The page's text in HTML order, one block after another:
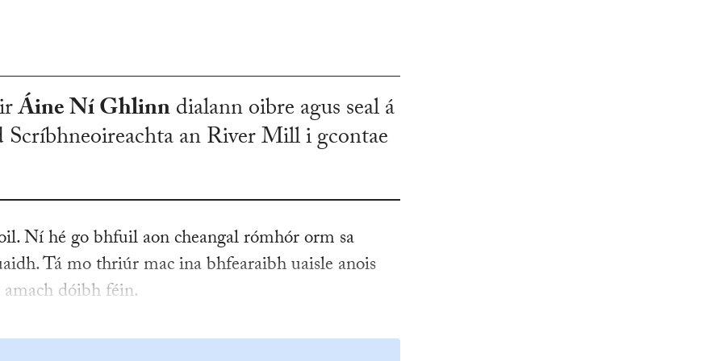
Áine Ní Ghlinndialann oibre agus seal á
an River Mill i gcontae
Ní hé go bhfuil aon cheangal rómhór orm sa
Tá mo thriúr mac ina bhfearaibh uaisle anois
dóibh féin.